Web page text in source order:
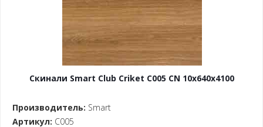
Скинали Smart Club Criket C005 CN 10x640x4100
Производитель: Smart
Артикул: C005